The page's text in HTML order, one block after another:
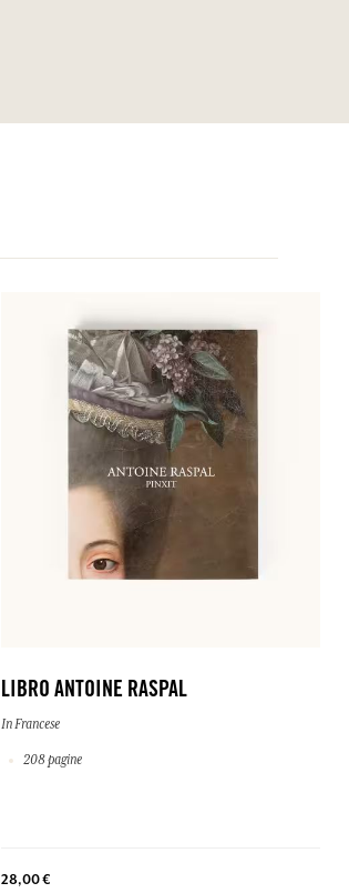
LIBRO ANTOINE RASPAL
In Francese
208 pagine
28,00 €